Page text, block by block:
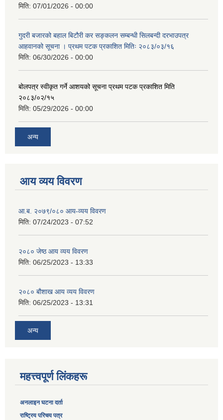
मिति: 07/01/2026 - 00:00
गुदरी बजारको बहाल बिटौरी कर सङ्कलन सम्बन्धी सिलबन्दी दरभाउपत्र
आहवानको सूचना । प्रथम पटक प्रकाशित मितिः २०८३/०३/१६
मिति: 06/30/2026 - 00:00
बोलपत्र स्वीकृत गर्ने आशयको सूचना प्रथम पटक प्रकाशित मिति
२०८३/०२/१५
मिति: 05/29/2026 - 00:00
अन्य
आय व्यय विवरण
आ.ब. २०७९/०८० आय-व्यय विवरण
मिति: 07/24/2023 - 07:52
२०८० जेष्ठ आय व्यय विवरण
मिति: 06/25/2023 - 13:33
२०८० बौशाख आय व्यय विवरण
मिति: 06/25/2023 - 13:31
अन्य
महत्त्वपूर्ण लिंकहरू
अनलाइन घटना दर्ता
‎राष्ट्रिय परिचय पत्र